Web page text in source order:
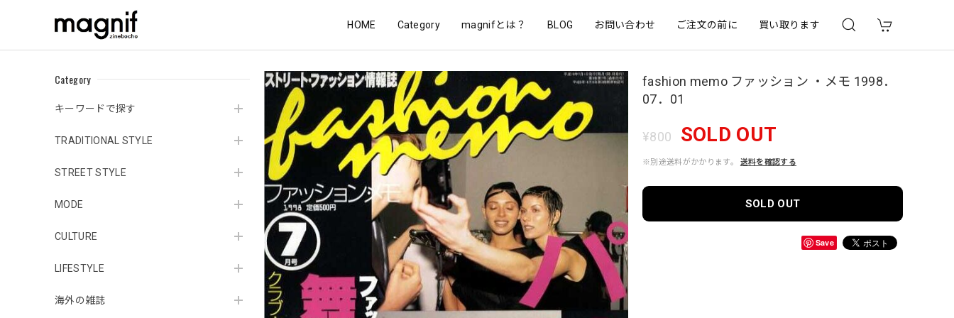
HOME Category magnifとは？ BLOG お問い合わせ ご注文の前に 買い取ります
Category
キーワードで探す
TRADITIONAL STYLE
STREET STYLE
MODE
CULTURE
LIFESTYLE
海外の雑誌
fashion memo ファッション ・メモ 1998．
07．01
¥800 SOLD OUT
※別途送料がかかります。 送料を確認する
SOLD OUT
Save